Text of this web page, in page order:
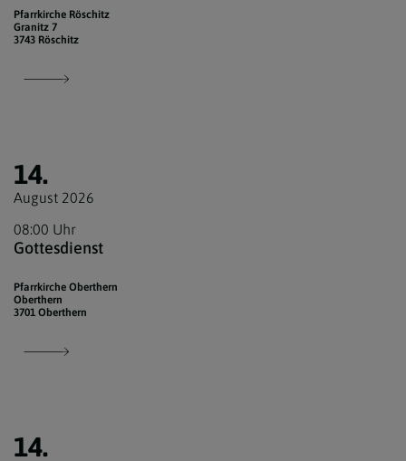
Pfarrkirche Röschitz
Granitz 7
3743 Röschitz
14.
August 2026
08:00 Uhr
Gottesdienst
Pfarrkirche Oberthern
Oberthern
3701 Oberthern
14.